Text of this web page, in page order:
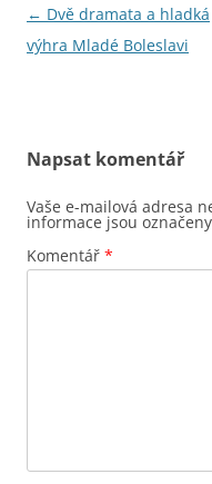
Navigace
pro
← Dvě dramata a hladká
výhra Mladé Boleslavi
Napsat komentář
Vaše e-mailová adresa
informace jsou označeny
Komentář *